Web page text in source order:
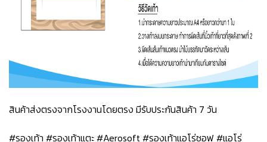
สินค้าส่งตรงจากโรงงานโดยตรง มีรับประกันสินค้า 7 วัน
#รองเท้า #รองเท้าแตะ #Aerosoft #รองเท้าแอโร่ซอฟ #แอโร่